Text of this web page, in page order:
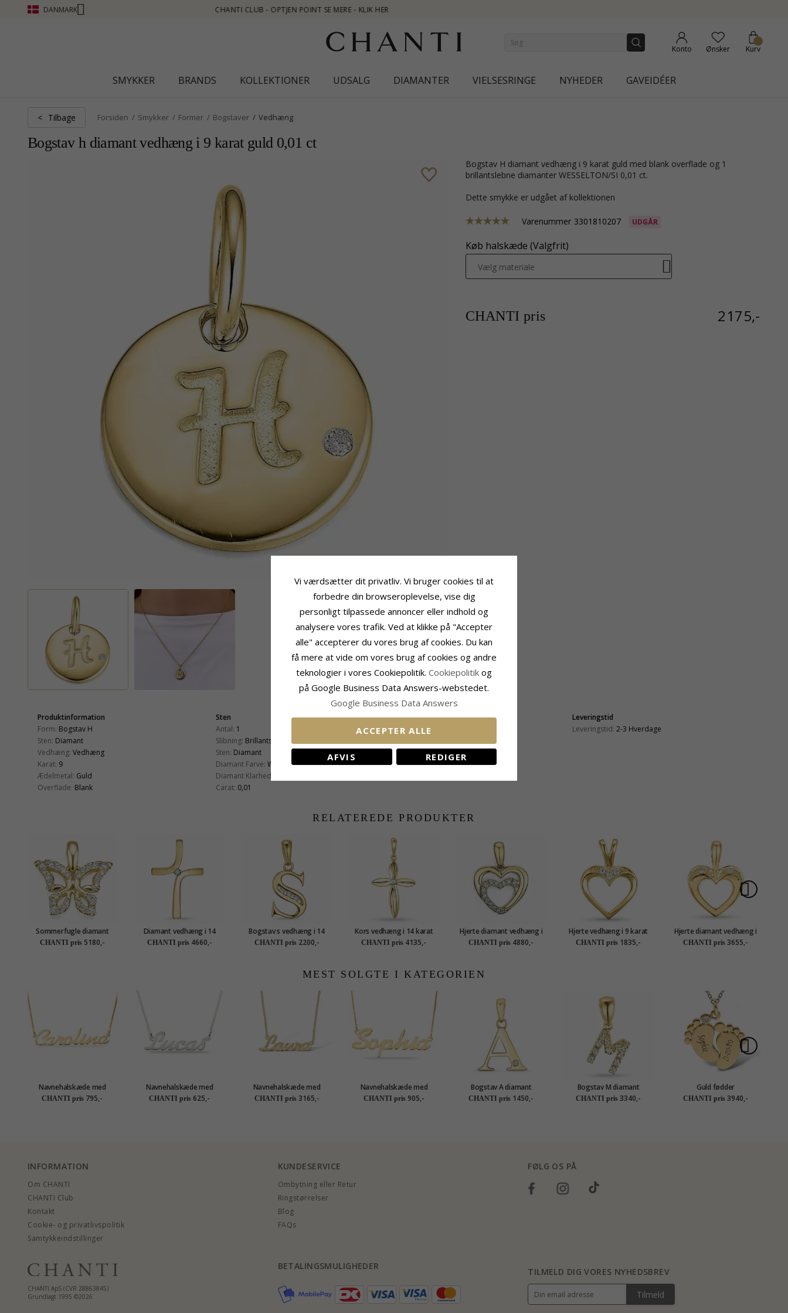
DANMARK
POINT SE MERE - KLIK HER
Konto Ønsker Kurv
SMYKKER BRANDS KOLLEKTIONER UDSALG DIAMANTER VIELSESRINGE NYHEDER GAVEIDÉER
< Tilbage Forsiden Smykker Former Bogstaver Vedhæng
Bogstav h diamant vedhæng i 9 karat guld 0,01 ct
bogstav H diamant vedhæng i 9 karat guld med blank overflade og 1
brillantslebne diamanter WESSELTON/SI 0,01 ct.
Dette smykke er udgået af kollektionen
Varenummer 3301810207 UDGÅR
Køb halskæde (Valgfrit)
Vælg materiale
CHANTI pris 2175,-
Produktinformation
Form: Bogstav H
Sten: Diamant
Vedhæng: Vedhæng
Karat: 9
Ædelmetal: Guld
Overflade: Blank
Sten
Antal: 1
Slibning: Brillantsleben
Sten: Diamant
Diamant Farve: Wesselton
Diamant Klarhed:
Carat: 0,01
Fatning
Diameter: 11,9 mm
Leveringstid
Leveringstid: 2-3 Hverdage
Passer Til Guldkæder Med Bredde
Slange Max:2,5 mm
RELATEREDE PRODUKTER
Sommerfugle diamant
vedhæng i 14 karat guld
0,134 ct
CHANTI pris 5180,-
Diamant vedhæng i 14
karat guld 0,03 ct
CHANTI pris 4660,-
Bogstav s vedhæng i 14
karat guld 0,025 ct
CHANTI pris 2200,-
Kors vedhæng i 14 karat
guld 0,03 ct
CHANTI pris 4135,-
Hjerte diamant vedhæng i
14 karat guld 0,08 ct
CHANTI pris 4880,-
Hjerte vedhæng i 9 karat
guld 0,02 ct
CHANTI pris 1835,-
Hjerte diamant vedhæng i
14 karat guld 0,02 ct
CHANTI pris 3655,-
MEST SOLGTE I KATEGORIEN
Navnehalskæde med
vedhæng i forgyldt sølv -
My Letter
CHANTI pris 795,-
Navnehalskæde med
vedhæng i sølv - My Letter
CHANTI pris 625,-
Navnehalskæde med
vedhæng i 9 karat guld - My
Letter
CHANTI pris 3165,-
Navnehalskæde med
vedhæng i forgyldt sølv -
My Letter
CHANTI pris 905,-
Bogstav A diamant
vedhæng i 9 karat guld 0,01
ct
CHANTI pris 1450,-
Bogstav M diamant
vedhæng i 9 karat guld 0,06
ct
CHANTI pris 3340,-
Guld fødder
Navnehalskæde med
vedhæng i 9 karat guld med
CHANTI pris 3940,-
INFORMATION
Om CHANTI
CHANTI Club
Kontakt
Cookie- og privatlivspolitik
Samtykkeindstillinger
KUNDESERVICE
Ombytning eller Retur
Ringstørrelser
Blog
FAQs
FØLG OS PÅ
CHANTI ApS (CVR 28863845)
Grundlagt 1995 ©2026
BETALINGSMULIGHEDER
TILMELD DIG VORES NYHEDSBREV
Tilmeld
Vi værdsætter dit privatliv. Vi bruger cookies til at
forbedre din browseroplevelse, vise dig
personligt tilpassede annoncer eller indhold og
analysere vores trafik. Ved at klikke på "Accepter
alle" accepterer du vores brug af cookies. Du kan
få mere at vide om vores brug af cookies og andre
teknologier i vores Cookiepolitik. Cookiepolitik og
på Google Business Data Answers-webstedet.
Google Business Data Answers
ACCEPTER ALLE
AFVIS REDIGER